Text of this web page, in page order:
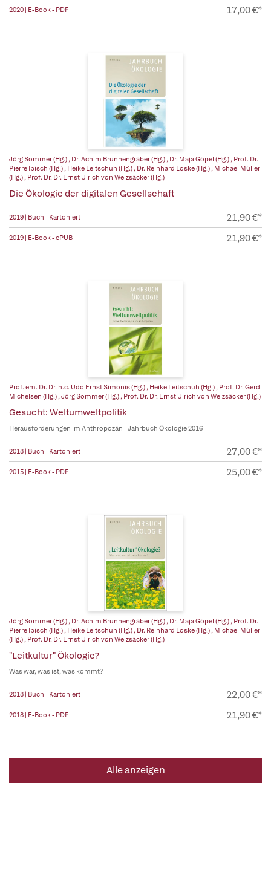
2020 | E-Book - PDF 17,00 €*
Jörg Sommer (Hg.) , Dr. Achim Brunnengräber (Hg.) , Dr. Maja Göpel (Hg.) , Prof. Dr.
Pierre Ibisch (Hg.) , Heike Leitschuh (Hg.) , Dr. Reinhard Loske (Hg.) , Michael Müller
(Hg.) , Prof. Dr. Dr. Ernst Ulrich von Weizsäcker (Hg.)
Die Ökologie der digitalen Gesellschaft
2019 | Buch - Kartoniert 21,90 €*
2019 | E-Book - ePUB 21,90 €*
Prof. em. Dr. Dr. h.c. Udo Ernst Simonis (Hg.) , Heike Leitschuh (Hg.) , Prof. Dr. Gerd
Michelsen (Hg.) , Jörg Sommer (Hg.) , Prof. Dr. Dr. Ernst Ulrich von Weizsäcker (Hg.)
Gesucht: Weltumweltpolitik
Herausforderungen im Anthropozän - Jahrbuch Ökologie 2016
2018 | Buch - Kartoniert 27,00 €*
2015 | E-Book - PDF 25,00 €*
Jörg Sommer (Hg.) , Dr. Achim Brunnengräber (Hg.) , Dr. Maja Göpel (Hg.) , Prof. Dr.
Pierre Ibisch (Hg.) , Heike Leitschuh (Hg.) , Dr. Reinhard Loske (Hg.) , Michael Müller
(Hg.) , Prof. Dr. Dr. Ernst Ulrich von Weizsäcker (Hg.)
"Leitkultur" Ökologie?
Was war, was ist, was kommt?
2018 | Buch - Kartoniert 22,00 €*
2018 | E-Book - PDF 21,90 €*
Alle anzeigen